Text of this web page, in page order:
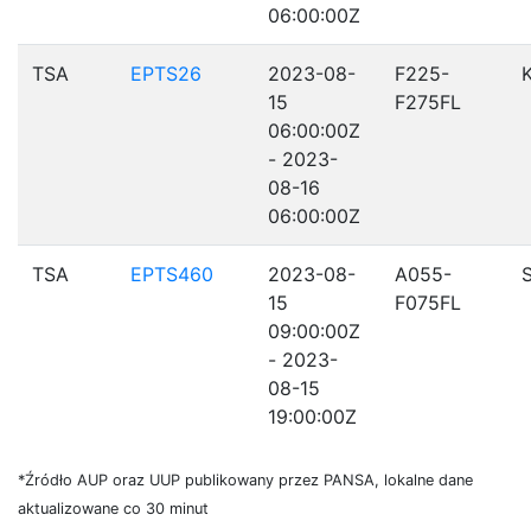
06:00:00Z
TSA EPTS26
2023-08-
15
06:00:00Z
- 2023-
08-16
06:00:00Z
F225-
F275FL
TSA EPTS460
2023-08-
15
09:00:00Z
- 2023-
08-15
19:00:00Z
A055-
F075FL
*Źródło AUP oraz UUP publikowany przez PANSA, lokalne dane
aktualizowane co 30 minut